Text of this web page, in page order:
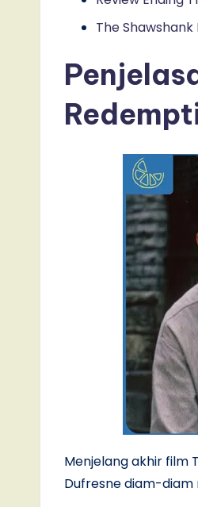
The
Menjelang akhir film
Dufresne diam-diam